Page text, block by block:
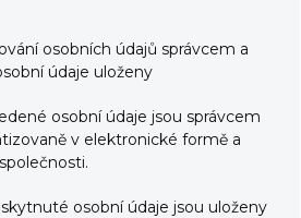
osobních údajů správcem a
údaje uloženy
údaje jsou správcem
v elektronické formě a
osobní údaje jsou uloženy